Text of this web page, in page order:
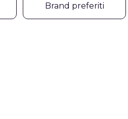
Brand preferiti